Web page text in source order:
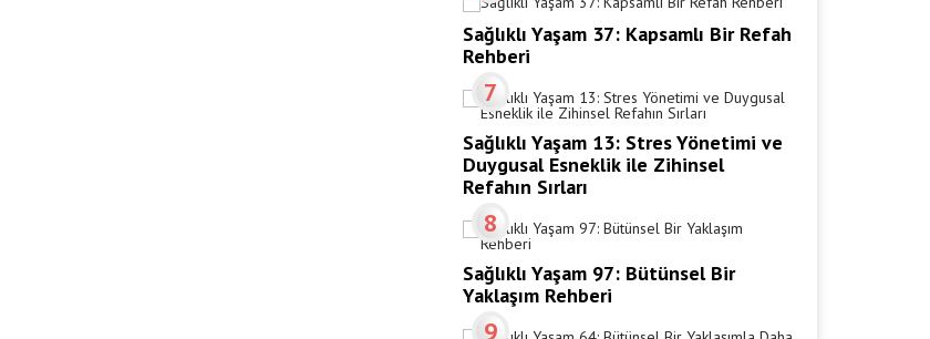
Sağlıklı Yaşam 37: Kapsamlı Bir Refah
Rehberi
7
Sağlıklı Yaşam 13: Stres Yönetimi ve
Duygusal Esneklik ile Zihinsel
Refahın Sırları
8
Sağlıklı Yaşam 97: Bütünsel Bir
Yaklaşım Rehberi
9